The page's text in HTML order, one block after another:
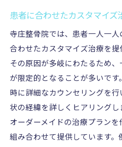
患者の生活環境を考
患者様のニーズに応
治療計画の柔軟な調整
患者の声を取り入れ
神経痛の症状を和らげる
施術法
患者に合わせたカスタマイズ
寺庄整骨院では、患者一人一
合わせたカスタマイズ治療を
その原因が多岐にわたるため
が限定的となることが多いで
時に詳細なカウンセリングを
状の経緯を詳しくヒアリングし
オーダーメイドの治療プラン
組み合わせて提供しています